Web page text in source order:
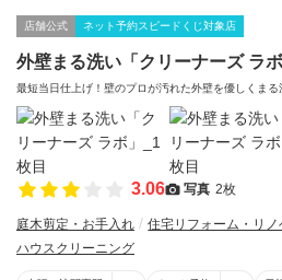
店舗公式 ネット予約スピードくじ対象店
外壁まる洗い「クリーナーズ ラボ
最短当日仕上げ！壁のプロが汚れた外壁を優しくま
3.06 写真 2枚
庭木剪定・お手入れ
住宅リフォーム・リノ
ハウスクリーニング